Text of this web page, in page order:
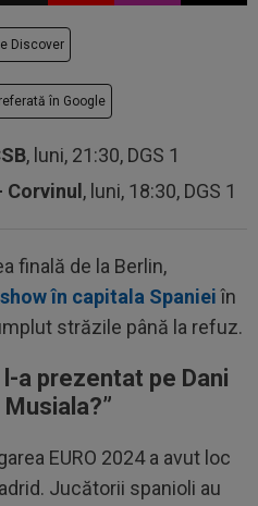
Discover
în Google
, luni, 21:30, DGS 1
, luni, 18:30, DGS 1
finală de la Berlin,
în capitala Spanieiîn
străzile până la refuz.
a prezentat pe Dani
EURO 2024 a avut loc
Jucătorii spanioli au